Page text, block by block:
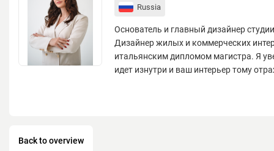
Russia
Основатель и главный дизайнер
Дизайнер жилых и коммерческих
итальянским дипломом магистра. Я
идет изнутри и ваш интерьер тому
Back to overview
For organizations
For visitors
For organizers